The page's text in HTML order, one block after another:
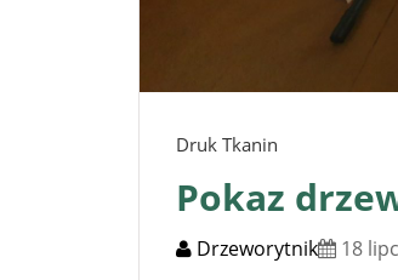
Druk Tkanin
Pokaz
Drzeworytnik
18